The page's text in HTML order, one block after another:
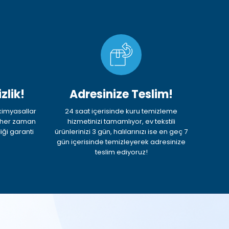
zaman
garanti
Adresinize Teslim!
24 saat içerisinde kuru temizleme
hizmetinizi tamamlıyor, ev tekstili
ürünlerinizi 3 gün, halılarınızı ise en geç 7
gün içerisinde temizleyerek adresinize
teslim ediyoruz!